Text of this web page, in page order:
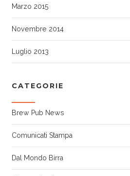
Marzo 2015
Novembre 2014
Luglio 2013
CATEGORIE
Brew Pub News
Comunicati Stampa
Dal Mondo Birra